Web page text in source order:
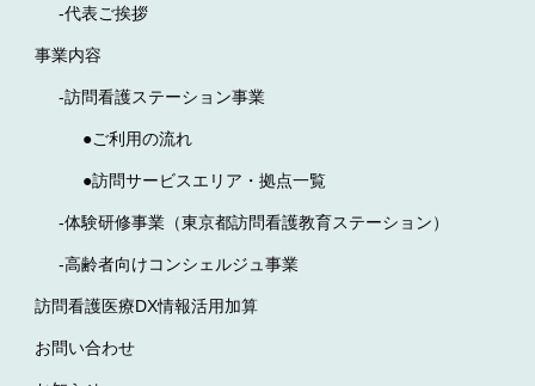
-代表ご挨拶
事業内容
-訪問看護ステーション事業
●ご利用の流れ
●訪問サービスエリア・拠点一覧
-体験研修事業（東京都訪問看護教育ステーション）
-高齢者向けコンシェルジュ事業
訪問看護医療DX情報活用加算
お問い合わせ